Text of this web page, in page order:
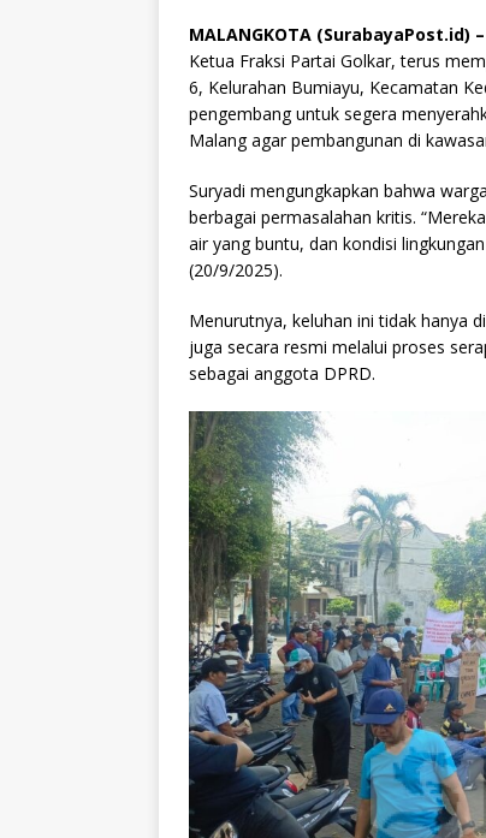
MALANGKOTA (SurabayaPost.id) –
Ketua Fraksi Partai Golkar, terus
6, Kelurahan Bumiayu, Kecamatan
pengembang untuk segera
Malang agar pembangunan di
Suryadi mengungkapkan bahwa
berbagai permasalahan kritis.
air yang buntu, dan kondisi
(20/9/2025).
Menurutnya, keluhan ini tidak hanya
juga secara resmi melalui proses
sebagai anggota DPRD.